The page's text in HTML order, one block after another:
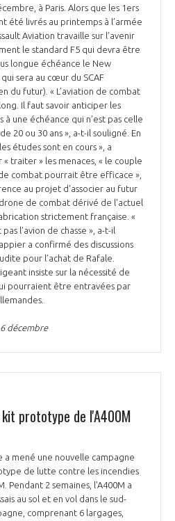
à Paris. Alors que les 1ers
été livrés au printemps à l’armée
Aviation travaille sur l’avenir
le standard F5 qui devra être
longue échéance le New
sera au cœur du SCAF
du futur). « L’aviation de combat
Il faut savoir anticiper les
à une échéance qui n’est pas celle
20 ou 30 ans », a-t-il souligné. En
études sont en cours », a
« traiter » les menaces, « le couple
combat pourrait être efficace »,
au projet d'associer au futur
de combat dérivé de l'actuel
strictement française. «
l’avion de chasse », a-t-il
a confirmé des discussions
pour l’achat de Rafale.
insiste sur la nécessité de
pourraient être entravées par
décembre
prototype de l'A400M
a mené une nouvelle campagne
de lutte contre les incendies
Pendant 2 semaines, l'A400M a
au sol et en vol dans le sud-
comprenant 6 largages,